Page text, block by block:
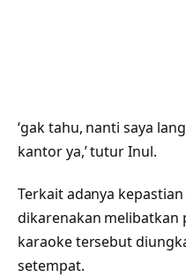
‘gak tahu, nanti saya
kantor ya,’ tutur Inul.
Terkait adanya
dikarenakan melibatkan
karaoke tersebut
setempat.